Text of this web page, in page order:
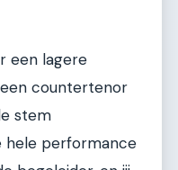
een lagere
countertenor
stem
hele performance